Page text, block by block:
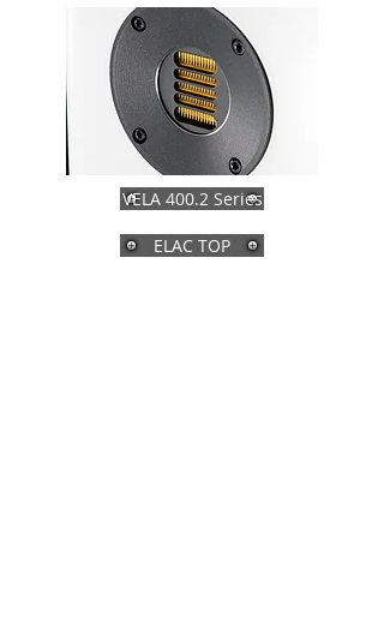
VELA 400.2 Series
ELAC TOP